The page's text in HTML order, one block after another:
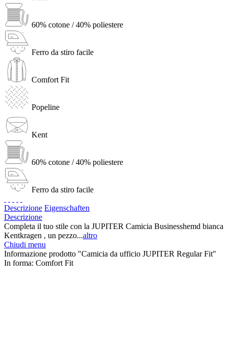
60% cotone / 40% poliestere
Ferro da stiro facile
Comfort Fit
Popeline
Kent
60% cotone / 40% poliestere
Ferro da stiro facile
Descrizione Eigenschaften
Descrizione
Completa il tuo stile con la JUPITER Camicia Businesshemd bianca
Kentkragen , un pezzo...altro
Chiudi menu
Informazione prodotto "Camicia da ufficio JUPITER Regular Fit"
In forma: Comfort Fit